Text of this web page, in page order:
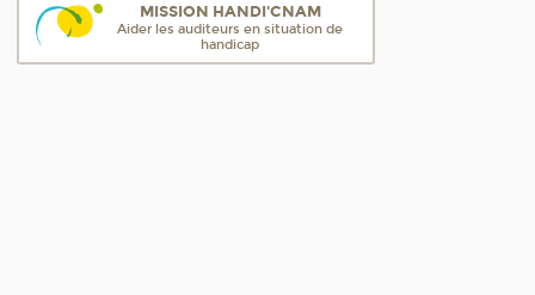
MISSION HANDI'CNAM
Aider les auditeurs en situation de
handicap